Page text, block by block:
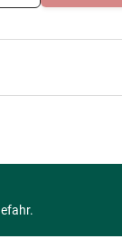
Erwachsene (500